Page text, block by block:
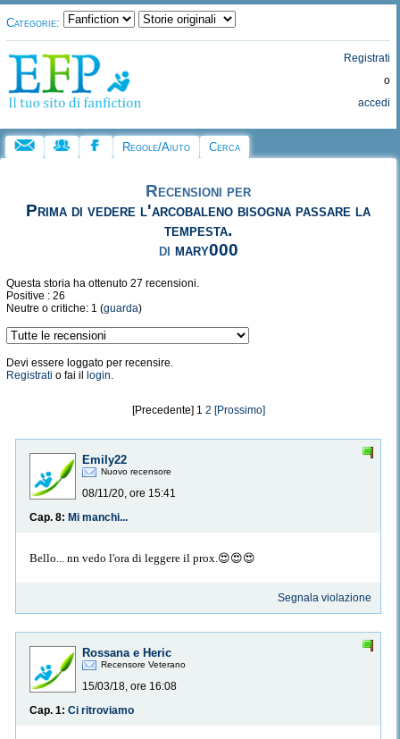
Categorie:
Registrati
o
accedi
Regole/Aiuto Cerca
Recensioni per
Prima di vedere l'arcobaleno bisogna passare la
tempesta.
di mary000
Questa storia ha ottenuto 27 recensioni.
Positive : 26
Neutre o critiche: 1 (guarda)
Devi essere loggato per recensire.
Registrati o fai il login.
[Precedente] 1 2 [Prossimo]
Emily22
Nuovo recensore
08/11/20, ore 15:41
Cap. 8: Mi manchi...
Bello... nn vedo l'ora di leggere il prox.😍😍😍
Segnala violazione
Rossana e Heric
Recensore Veterano
15/03/18, ore 16:08
Cap. 1: Ci ritroviamo